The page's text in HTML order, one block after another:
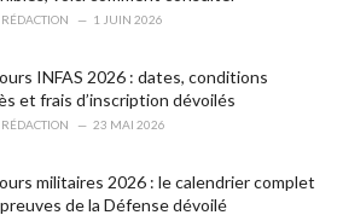
RÉDACTION 1 JUIN 2026
INFAS 2026 : dates, conditions
et frais d’inscription dévoilés
RÉDACTION 23 MAI 2026
militaires 2026 : le calendrier complet
de la Défense dévoilé